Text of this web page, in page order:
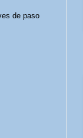
de paso